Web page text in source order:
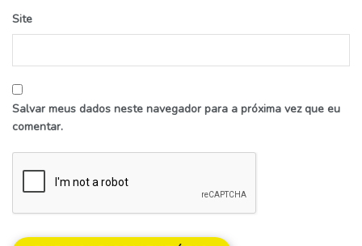
Site
Salvar meus dados neste navegador para a próxima vez que eu
comentar.